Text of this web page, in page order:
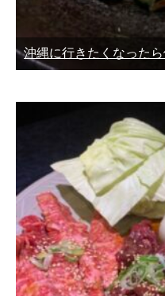
沖縄に行きたくなった